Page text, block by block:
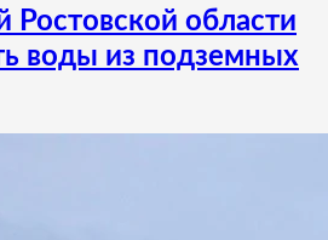
области
воды из подземных